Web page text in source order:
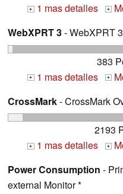
+ 1 mas detalles +
WebXPRT 3- WebXPRT
383
+ 1 mas detalles +
CrossMark- CrossMark
2193
+ 1 mas detalles +
Power Consumption -
external Monitor *